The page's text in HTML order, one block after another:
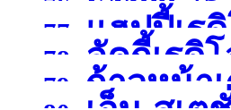
77. แฮปปี้เร
78. ลัคกี้เรดิ
79.
ก้าวหน้า